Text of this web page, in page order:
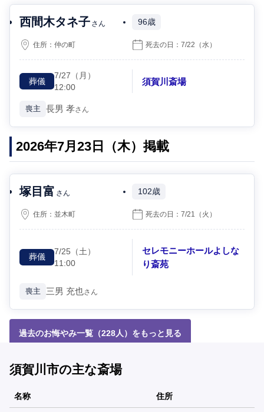
西間木タネ子 さん 96歳
住所：仲の町 死去の日：7/22 （水）
葬儀
7/27 （月）
12:00
須賀川斎場
喪主 長男 孝さん
2026年7月23日（木）掲載
塚目富 さん 102歳
住所： 並木町 死去の日：7/21 （火）
葬儀
7/25 （土）
11:00
セレモニーホールよしな
り斎苑
喪主 三男 充也さん
過去のお悔やみ一覧（228人）をもっと見る
須賀川市の主な斎場
名称 住所